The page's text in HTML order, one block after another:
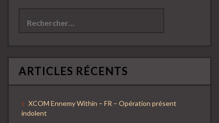
ARTICLES RÉCENTS
XCOM Ennemy Within – FR – Opération présent
indolent